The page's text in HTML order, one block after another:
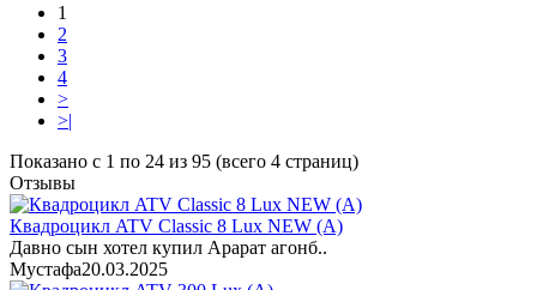
1
2
3
4
>
>|
Показано с 1 по 24 из 95 (всего 4 страниц)
Отзывы
Квадроцикл ATV Classic 8 Lux NEW (A)
Давно сын хотел купил Арарат агонб..
Мустафа20.03.2025